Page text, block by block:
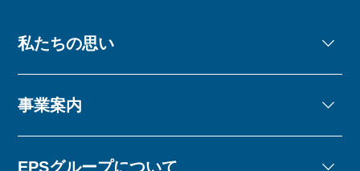
私たちの思い
事業案内
EPSグループについて